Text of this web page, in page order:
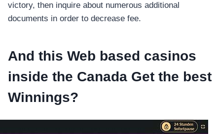
หูฟัง
สินค้าตามแบรนด์
victory, then inquire about numerous additional
documents in order to decrease fee.
And this Web based casinos
inside the Canada Get the best
Winnings?